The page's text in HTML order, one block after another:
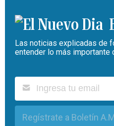
Las noticias explicadas de
entender lo más importante
Regístrate a Boletín